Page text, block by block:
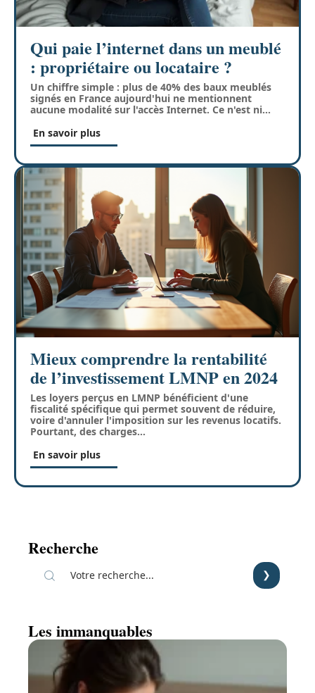
Qui paie l’internet dans un meublé
: propriétaire ou locataire ?
Un chiffre simple : plus de 40% des baux meublés
signés en France aujourd'hui ne mentionnent
aucune modalité sur l'accès Internet. Ce n'est ni…
En savoir plus
Mieux comprendre la rentabilité
de l’investissement LMNP en 2024
Les loyers perçus en LMNP bénéficient d'une
fiscalité spécifique qui permet souvent de réduire,
voire d'annuler l'imposition sur les revenus locatifs.
Pourtant, des charges…
En savoir plus
Recherche
Les immanquables